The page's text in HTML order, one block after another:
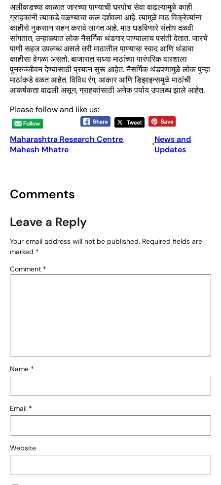
अलीकडच्या काळात जारच्या पाण्याची घरपोच सेवा वाढल्यामुळे काही
ग्राहकांनी त्याकडे वळण्याचा कल दर्शवला आहे. त्यामुळे माठ विक्रेत्यांना
काहीसे नुकसान सहन करावे लागत आहे. माठ घडविणारे संतोष दळवी
सांगतात, उन्हाळ्यात लोक नैसर्गिक थंडगार पाण्यालाच पसंती देतात. जारचे
पाणी सहज उपलब्ध असले तरी माठातील पाण्याचा स्वाद आणि थंडावा
काहीसा वेगळा असतो. बाजारात सध्या माठांच्या पारंपरिक वारशाला
पुनरुज्जीवन देण्यासाठी प्रयत्न सुरू आहेत. नैसर्गिक थंडपणामुळे लोक पुन्हा
माठांकडे वळत आहेत. विविध रंग, आकार आणि डिझाइन्समुळे माठांची
आकर्षकता वाढली असून, ग्राहकांसाठी अनेक पर्याय उपलब्ध झाले आहेत.
Please follow and like us:
Maharashtra Research Centre
Mahesh Mhatre
•News and
Updates
Comments
Leave a Reply
Your email address will not be published. Required fields are
marked *
Comment *
Name *
Email *
Website